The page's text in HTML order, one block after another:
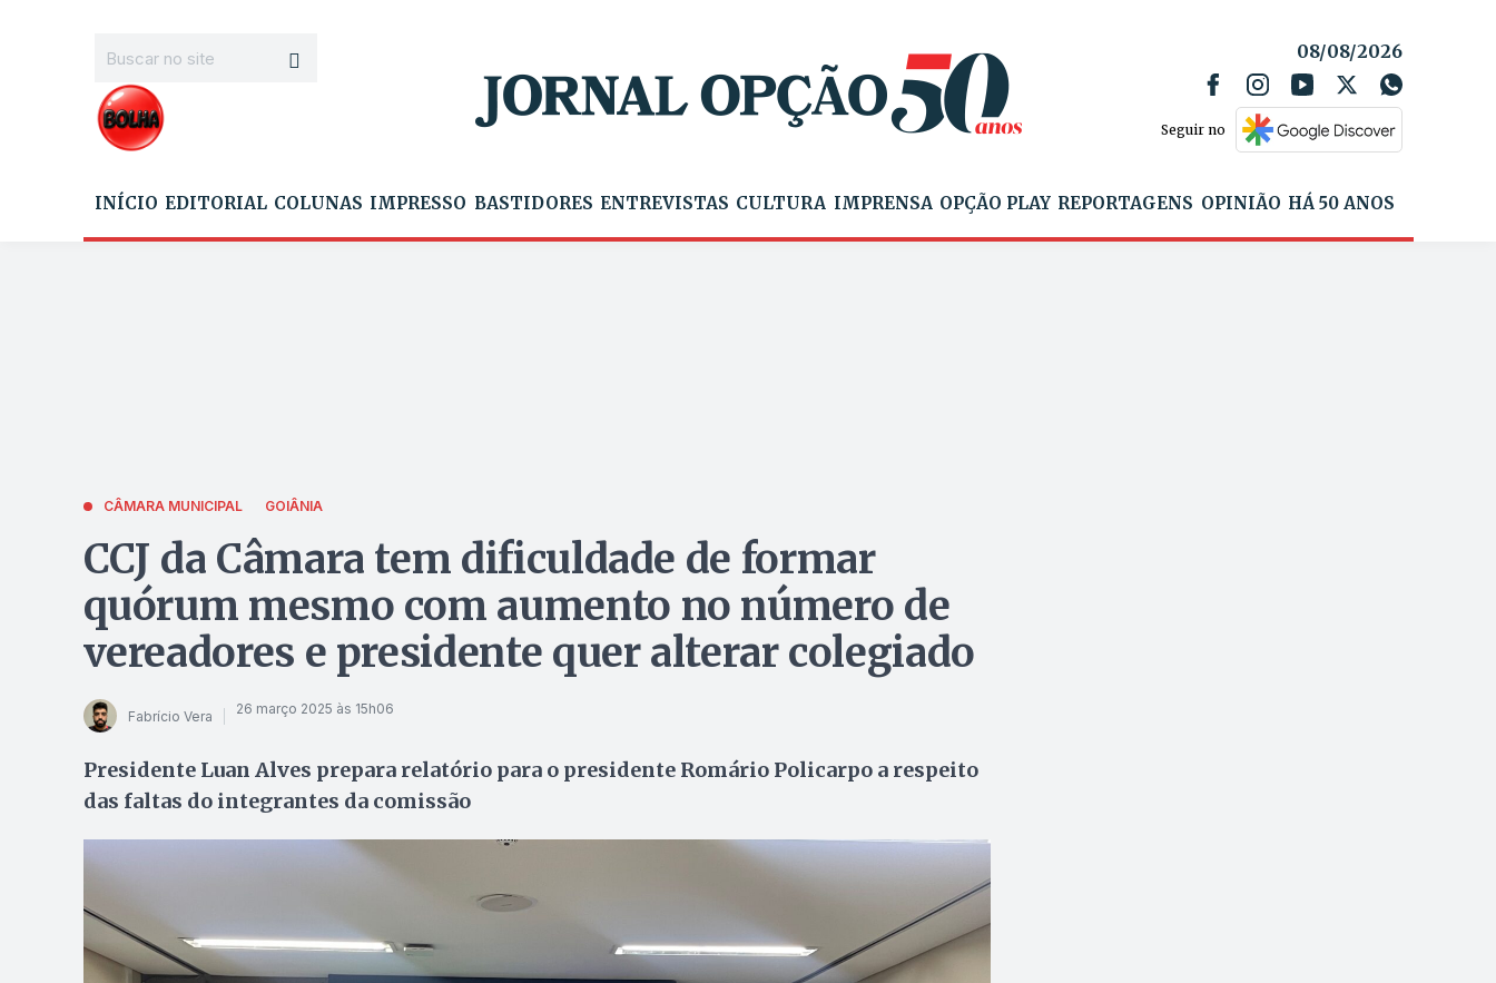
08/08/2026
Seguir no
INÍCIO EDITORIAL COLUNAS IMPRESSO BASTIDORES ENTREVISTAS CULTURA IMPRENSA OPÇÃO PLAY REPORTAGENS OPINIÃO HÁ 50 ANOS
CÂMARA MUNICIPAL GOIÂNIA
CCJ da Câmara tem dificuldade de formar
quórum mesmo com aumento no número de
vereadores e presidente quer alterar colegiado
Fabrício Vera 26 março 2025 às 15h06
Presidente Luan Alves prepara relatório para o presidente Romário Policarpo a respeito
das faltas do integrantes da comissão